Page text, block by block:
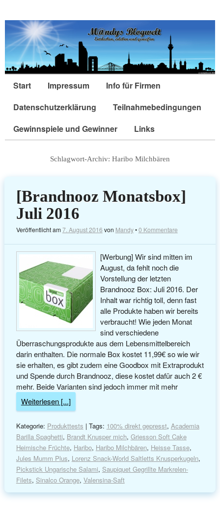
Start Impressum
Info für Firmen
Datenschutzerklärung
Teilnahmebedingungen
Gewinnspiele und Gewinner
Links
Schlagwort-Archiv: Haribo Milchbären
[Brandnooz Monatsbox]
Juli 2016
Veröffentlicht am7. August 2016 von Mandy•0 Kommentare
[Werbung] Wir sind mitten im
August, da fehlt noch die
Vorstellung der letzten
Brandnooz Box: Juli 2016. Der
Inhalt war richtig toll, denn fast
alle Produkte haben wir bereits
verbraucht! Wie jeden Monat
sind verschiedene
Überraschungsprodukte aus dem Lebensmittelbereich
darin enthalten. Die normale Box kostet 11,99€ so wie wir
sie erhalten, es gibt zudem eine Goodbox mit Extraprodukt
und Spende durch Brandnooz, diese kostet dafür auch 2 €
mehr. Beide Varianten sind jedoch immer mit mehr
Weiterlesen [...]
Kategorie: Produkttests | Tags: 100% direkt gepresst, Academia
Barilla Spaghetti, Brandt Knusper mich, Griesson Soft Cake
Heimische Früchte, Haribo, Haribo Milchbären, Heisse Tasse,
Jules Mumm Plus, Lorenz Snack-World Saltletts Knusperkugeln,
Pickstick Ungarische Salami, Saupiquet Gegrillte Markrelen-
Filets, Sinalco Orange, Valensina-Saft